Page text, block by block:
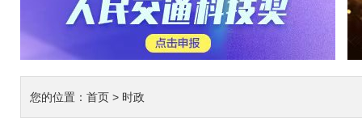
您的位置： 首页 > 时政